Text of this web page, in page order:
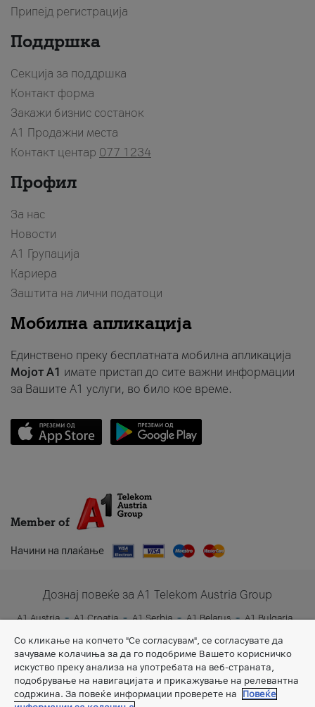
Припејд регистрација
Поддршка
Секција за поддршка
Контакт форма
Закажи бизнис состанок
A1 Продажни места
Контакт центар 077 1234
Профил
За нас
Новости
А1 Групација
Кариера
Заштита на лични податоци
Мобилна апликација
Единствено преку бесплатната мобилна апликација
Мојот A1 имате пристап до сите важни информации
за Вашите A1 услуги, во било кое време.
Member of
Начини на плаќање
Дознај повеќе за A1 Telekom Austria Group
A1 Austria A1 Croatia A1 Serbia A1 Belarus
A1 Bulgaria
Со кликање на копчето "Се согласувам", се согласувате да
зачуваме колачиња за да го подобриме Вашето корисничко
искуство преку анализа на употребата на веб-страната,
подобрување на навигацијата и прикажување на релевантна
содржина. За повеќе информации проверете на
Повеќе